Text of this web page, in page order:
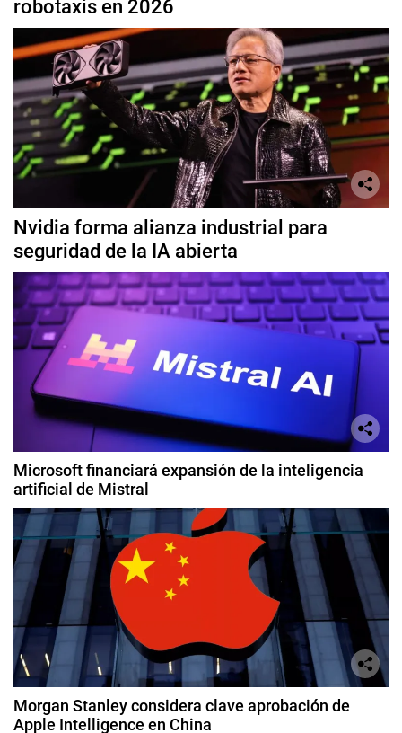
robotaxis en 2026
Nvidia forma alianza industrial para
seguridad de la IA abierta
Microsoft financiará expansión de la inteligencia
artificial de Mistral
Morgan Stanley considera clave aprobación de
Apple Intelligence en China